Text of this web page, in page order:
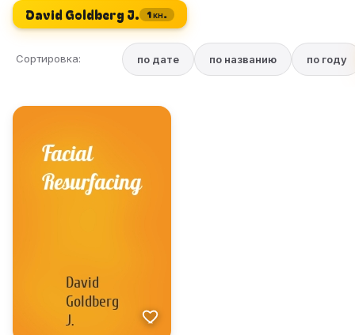
David Goldberg J. 1 кн.
Сортировка: по дате по названию по году